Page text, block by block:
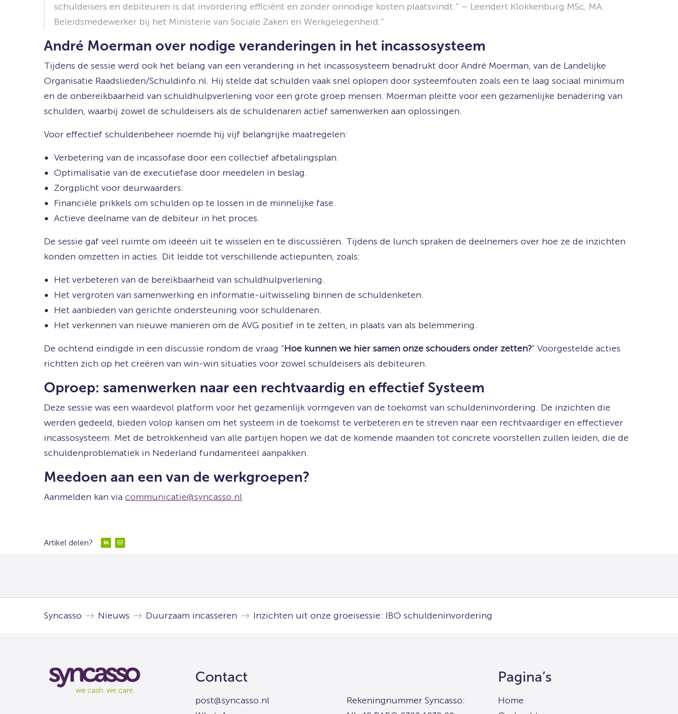
schuldeisers en debiteuren is dat invordering efficiënt en zonder onnodige kosten plaatsvindt.” – Leendert Klokkenburg MSc, MA.
Beleidsmedewerker bij het Ministerie van Sociale Zaken en Werkgelegenheid.
André Moerman over nodige veranderingen in het incassosysteem
Tijdens de sessie werd ook het belang van een verandering in het incassosysteem benadrukt door André Moerman, van de Landelijke
Organisatie Raadslieden/Schuldinfo.nl. Hij stelde dat schulden vaak snel oplopen door systeemfouten zoals een te laag sociaal minimum
en de onbereikbaarheid van schuldhulpverlening voor een grote groep mensen. Moerman pleitte voor een gezamenlijke benadering van
schulden, waarbij zowel de schuldeisers als de schuldenaren actief samenwerken aan oplossingen.
Voor effectief schuldenbeheer noemde hij vijf belangrijke maatregelen:
Verbetering van de incassofase door een collectief afbetalingsplan.
Optimalisatie van de executiefase door meedelen in beslag.
Zorgplicht voor deurwaarders.
Financiële prikkels om schulden op te lossen in de minnelijke fase.
Actieve deelname van de debiteur in het proces.
De sessie gaf veel ruimte om ideeën uit te wisselen en te discussiëren. Tijdens de lunch spraken de deelnemers over hoe ze de inzichten
konden omzetten in acties. Dit leidde tot verschillende actiepunten, zoals:
Het verbeteren van de bereikbaarheid van schuldhulpverlening.
Het vergroten van samenwerking en informatie-uitwisseling binnen de schuldenketen.
Het aanbieden van gerichte ondersteuning voor schuldenaren.
Het verkennen van nieuwe manieren om de AVG positief in te zetten, in plaats van als belemmering.
De ochtend eindigde in een discussie rondom de vraag “Hoe kunnen we hier samen onze schouders onder zetten?” Voorgestelde acties
richtten zich op het creëren van win-win situaties voor zowel schuldeisers als debiteuren.
Oproep: samenwerken naar een rechtvaardig en effectief Systeem
Deze sessie was een waardevol platform voor het gezamenlijk vormgeven van de toekomst van schuldeninvordering. De inzichten die
werden gedeeld, bieden volop kansen om het systeem in de toekomst te verbeteren en te streven naar een rechtvaardiger en effectiever
incassosysteem. Met de betrokkenheid van alle partijen hopen we dat de komende maanden tot concrete voorstellen zullen leiden, die de
schuldenproblematiek in Nederland fundamenteel aanpakken.
Meedoen aan een van de werkgroepen?
Aanmelden kan via communicatie@syncasso.nl
Artikel delen?
DelenDelen
Syncasso Nieuws Duurzaam incasseren Inzichten uit onze groeisessie: IBO schuldeninvordering
Syncasso
We
Contact
post@syncasso.nl
Rekeningnummer Syncasso:
Pagina’s
Home